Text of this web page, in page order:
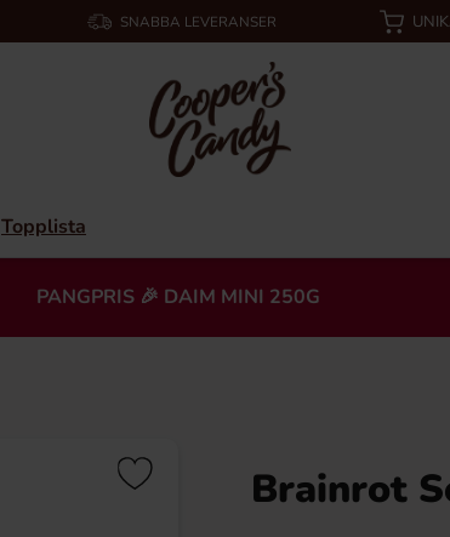
SNABBA LEVERANSER
Topplista
PANGPRIS 🎉 DAIM MINI 250G
Brainrot